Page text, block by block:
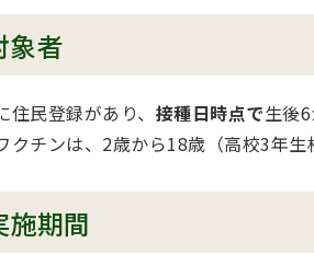
象者
住民登録があり、 接種日時点で生後
クチンは、2歳から18歳（高校3年生
施期間